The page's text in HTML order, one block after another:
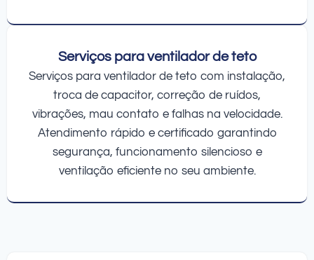
Serviços para ventilador de teto
Serviços para ventilador de teto com instalação,
troca de capacitor, correção de ruídos,
vibrações, mau contato e falhas na velocidade.
Atendimento rápido e certificado garantindo
segurança, funcionamento silencioso e
ventilação eficiente no seu ambiente.